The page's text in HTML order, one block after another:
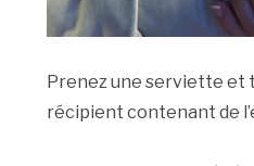
Prenez une serviette et
récipient contenant de